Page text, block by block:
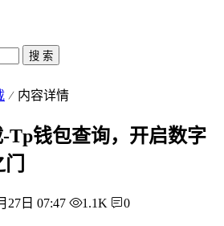
搜 索
内容详情
Tp钱包查询，开启数字
27日 07:47 1.1K 0